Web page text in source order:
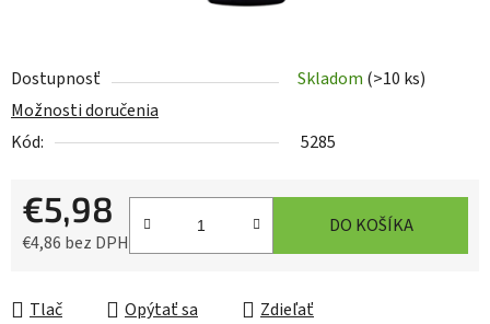
Dostupnosť Skladom (>10 ks)
Možnosti doručenia
Kód:
5285
€5,98
€4,86 bez DPH
DO KOŠÍKA
Tlač Opýtať sa Zdieľať